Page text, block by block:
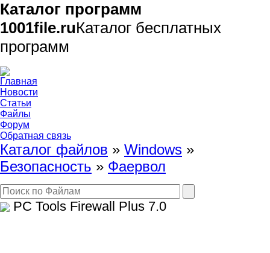
Каталог программ
1001file.ruКаталог бесплатных
программ
Главная
Новости
Статьи
Файлы
Форум
Обратная связь
Каталог файлов » Windows »
Безопасность » Фаервол
PC Tools Firewall Plus 7.0